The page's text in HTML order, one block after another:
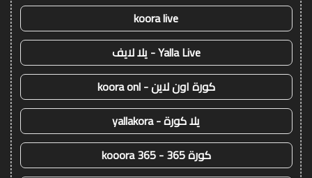
koora live
Yalla Live - يلا لايف
كورة اون لاين - koora onl
يلا كورة - yallakora
كورة 365 - kooora 365